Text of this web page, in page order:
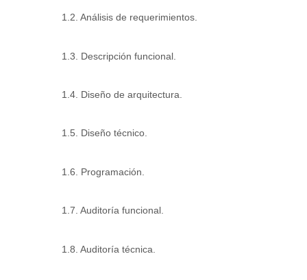
1.2. Análisis de requerimientos.
1.3. Descripción funcional.
1.4. Diseño de arquitectura.
1.5. Diseño técnico.
1.6. Programación.
1.7. Auditoría funcional.
1.8. Auditoría técnica.